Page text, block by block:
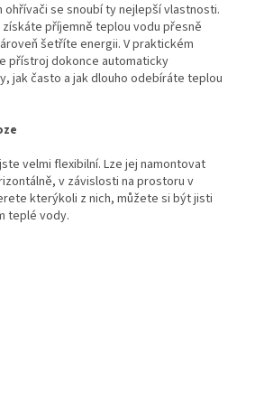
se snoubí ty nejlepší vlastnosti.
získáte příjemně teplou vodu přesně
šetříte energii. V praktickém
přístroj dokonce automaticky
jak často a jak dlouho odebíráte teplou
velmi flexibilní. Lze jej namontovat
v závislosti na prostoru v
kterýkoli z nich, můžete si být jisti
teplé vody.